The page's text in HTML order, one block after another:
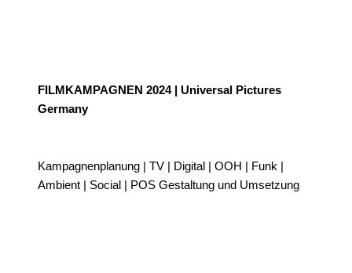
FILMKAMPAGNEN 2024 | Universal Pictures
Germany
Kampagnenplanung | TV | Digital | OOH | Funk |
Ambient | Social | POS Gestaltung und Umsetzung